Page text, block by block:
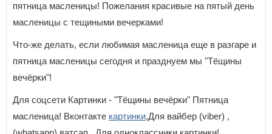
пятница масленицы! Пожелания красивые на пятый день
масленицы с тещиными вечерками!
Что-же делать, если любимая масленица еще в разгаре и
пятница масленицы сегодня и празднуем мы "Тёщины
вечёрки"!
Для соцсети Картинки - "Тёщины вечёрки" Пятница
масленица! Вконтакте картинки,Для вайбер (viber) ,